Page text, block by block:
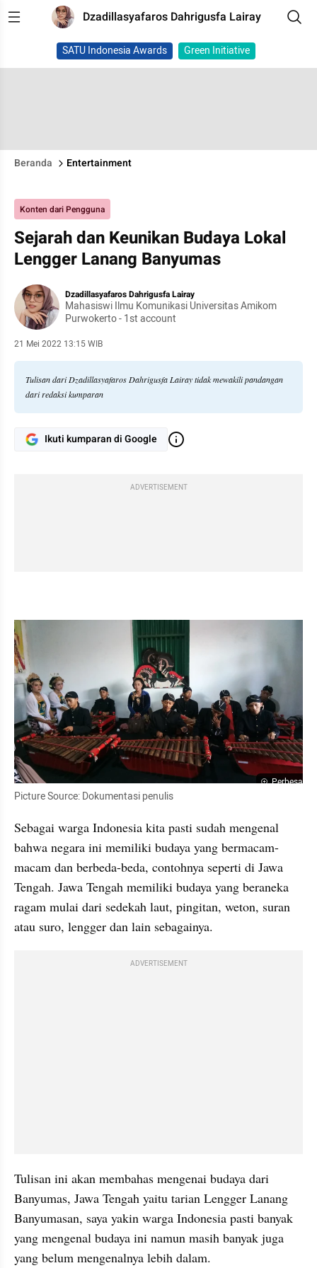
Dzadillasyafaros Dahrigusfa Lairay
SATU Indonesia Awards Green Initiative
Beranda Entertainment
Konten dari Pengguna
Sejarah dan Keunikan Budaya Lokal
Lengger Lanang Banyumas
Dzadillasyafaros Dahrigusfa Lairay
Mahasiswi Ilmu Komunikasi Universitas Amikom
Purwokerto - 1st account
21 Mei 2022 13:15 WIB
Tulisan dari Dzadillasyafaros Dahrigusfa Lairay tidak mewakili pandangan
dari redaksi kumparan
Ikuti kumparan di Google
ADVERTISEMENT
Perbesar
Picture Source: Dokumentasi penulis
Sebagai warga Indonesia kita pasti sudah mengenal
bahwa negara ini memiliki budaya yang bermacam-
macam dan berbeda-beda, contohnya seperti di Jawa
Tengah. Jawa Tengah memiliki budaya yang beraneka
ragam mulai dari sedekah laut, pingitan, weton, suran
atau suro, lengger dan lain sebagainya.
ADVERTISEMENT
Tulisan ini akan membahas mengenai budaya dari
Banyumas, Jawa Tengah yaitu tarian Lengger Lanang
Banyumasan, saya yakin warga Indonesia pasti banyak
yang mengenal budaya ini namun masih banyak juga
yang belum mengenalnya lebih dalam.